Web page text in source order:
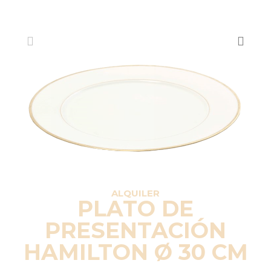
ALQUILER
PLATO DE
PRESENTACIÓN
HAMILTON Ø 30 CM